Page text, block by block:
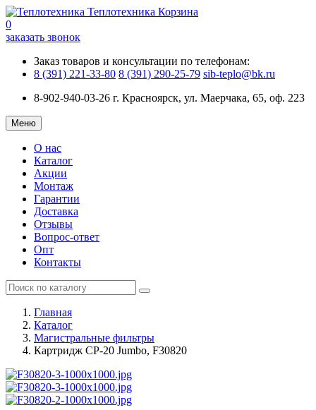
Теплотехника Корзина
0
заказать звонок
Заказ товаров и консультации по телефонам:
8 (391) 221-33-80 8 (391) 290-25-79 sib-teplo@bk.ru
8-902-940-03-26 г. Красноярск, ул. Маерчака, 65, оф. 223
Меню
О нас
Каталог
Акции
Монтаж
Гарантии
Доставка
Отзывы
Вопрос-ответ
Опт
Контакты
Главная
Каталог
Магистральные фильтры
Картридж CP-20 Jumbo, F30820